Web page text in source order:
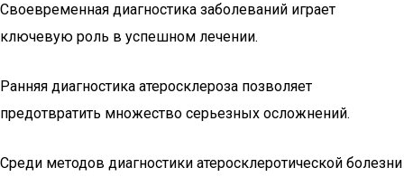
Своевременная диагностика заболеваний играет
ключевую роль в успешном лечении.
Ранняя диагностика атеросклероза позволяет
предотвратить множество серьезных осложнений.
Среди методов диагностики атеросклеротической болезни